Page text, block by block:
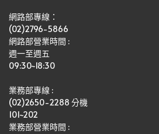
網路部專線：
(02)2796-5866
網路部營業時間 :
週一至週五
09:30~18:30
業務部專線 :
(02)2650-2288 分機
101~202
業務部營業時間 :